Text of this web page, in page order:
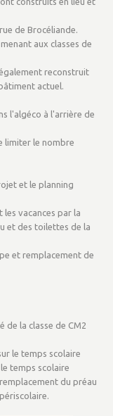
de Brocéliande.
aux classes de
reconstruit
actuel.
l'algéco à l'arrière de
limiter le nombre
et le planning
vacances par la
et des toilettes de la
et remplacement de
de la classe de CM2
le temps scolaire
temps scolaire
du préau